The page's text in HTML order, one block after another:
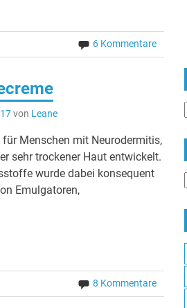
6 Kommentare
von Leane
Menschen mit Neurodermitis,
sehr trockener Haut entwickelt.
wurde dabei konsequent
Emulgatoren,
8 Kommentare